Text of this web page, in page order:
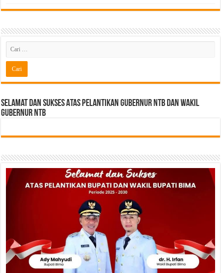
Selamat dan sukses Atas pelantikan Gubernur NTB Dan Wakil
gubernur NTB